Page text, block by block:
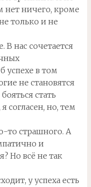
нет ничего, кроме
только и не
В нас сочетается
успехе в том
не становятся
стать
согласен, но, тем
то страшного. А
и
Но всё не так
у успеха есть